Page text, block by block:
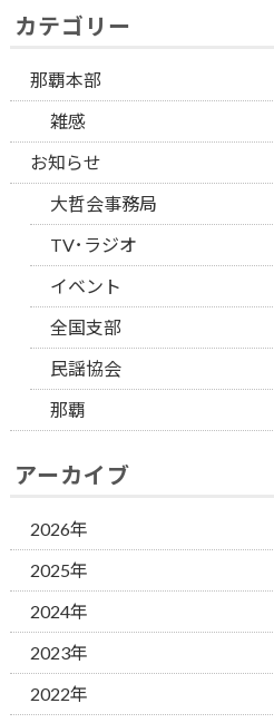
カテゴリー
那覇本部
雑感
お知らせ
大哲会事務局
TV･ラジオ
イベント
全国支部
民謡協会
那覇
アーカイブ
2026年
2025年
2024年
2023年
2022年